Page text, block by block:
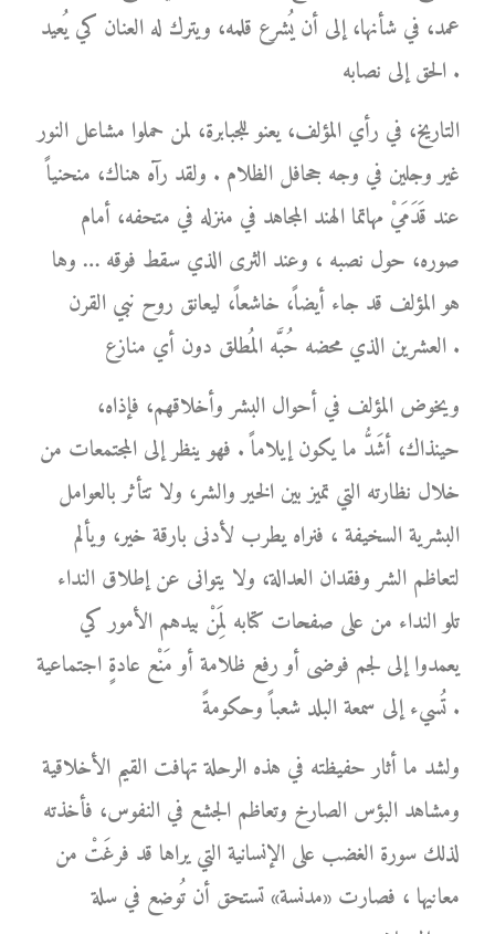
عمد، في شأنها، إلى أن يُشرع قلمه، ويترك له العنان كي يُعيد
الحق إلى نصابه .
التاريخ، في رأي المؤلف، يعنو للجبابرة، لمن حملوا مشاعل النور
غير وجلين في وجه جحافل الظلام . ولقد رآه هناك، منحنياً
عند قَدَمَيْ مهاتما الهند المجاهد في منزله في متحفه، أمام
صوره، حول نصبه ، وعند الثرى الذي سقط فوقه … وها
هو المؤلف قد جاء أيضاً، خاشعاً، ليعانق روح نبي القرن
العشرين الذي محضه حُبَّه المُطلق دون أي منازع .
ويخوض المؤلف في أحوال البشر وأخلاقهم، فإذاه،
حينذاك، أشَدُّ ما يكون إيلاماً . فهو ينظر إلى المجتمعات من
خلال نظارته التي تميز بين الخير والشر، ولا تتأثر بالعوامل
البشرية السخيفة ، فنراه يطرب لأدنى بارقة خير، ويألم
لتعاظم الشر وفقدان العدالة، ولا يتوانى عن إطلاق النداء
تلو النداء من على صفحات كتابه لِمَنْ بيدهم الأمور كي
يعمدوا إلى لجم فوضى أو رفع ظلامة أو مَنْع عادةٍ اجتماعية
تُسيء إلى سمعة البلد شعباً وحكومةً .
ولشد ما أثار حفيظته في هذه الرحلة تهافت القيم الأخلاقية
ومشاهد البؤس الصارخ وتعاظم الجشع في النفوس، فأخذته
لذلك سورة الغضب على الإنسانية التي يراها قد فرغَتْ من
معانيها ، فصارت «مدنسة» تستحق أن تُوضع في سلة